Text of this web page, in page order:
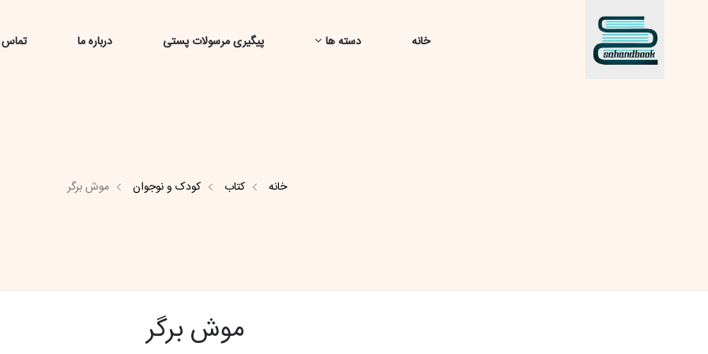
خانه دسته ها پیگیری مرسولات پستی درباره ما تماس
خانه کتاب کودک و نوجوان موش برگر
موش برگر